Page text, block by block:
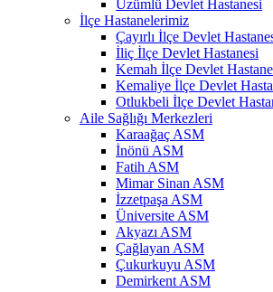
Üzümlü Devlet Hastanesi
İlçe Hastanelerimiz
Çayırlı İlçe Devlet
İliç İlçe Devlet Hastanesi
Kemah İlçe Devlet
Kemaliye İlçe Devlet
Otlukbeli İlçe Devlet
Aile Sağlığı Merkezleri
Karaağaç ASM
İnönü ASM
Fatih ASM
Mimar Sinan ASM
İzzetpaşa ASM
Üniversite ASM
Akyazı ASM
Çağlayan ASM
Çukurkuyu ASM
Demirkent ASM